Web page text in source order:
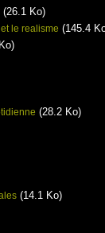
(26.1 Ko)
le realisme (145.4
(28.2 Ko)
(14.1 Ko)